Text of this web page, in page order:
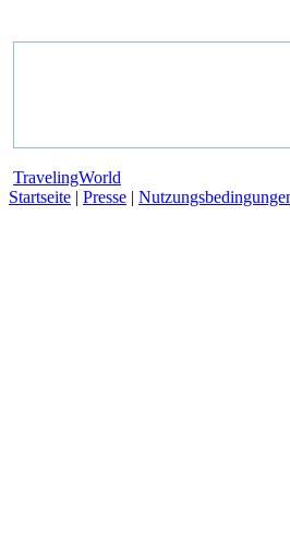
TravelingWorld
Startseite | Presse |